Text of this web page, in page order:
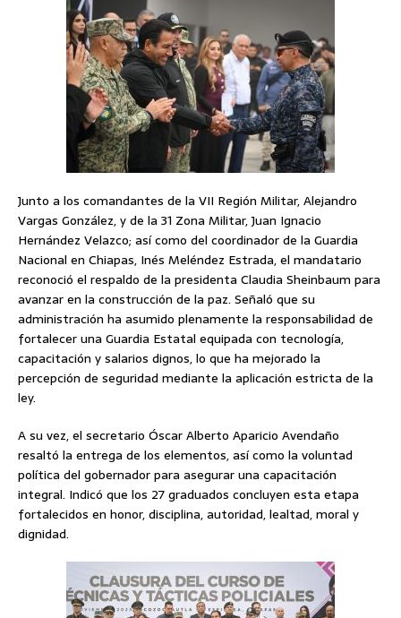
Junto a los comandantes de la VII Región Militar, Alejandro
Vargas González, y de la 31 Zona Militar, Juan Ignacio
Hernández Velazco; así como del coordinador de la Guardia
Nacional en Chiapas, Inés Meléndez Estrada, el mandatario
reconoció el respaldo de la presidenta Claudia Sheinbaum para
avanzar en la construcción de la paz. Señaló que su
administración ha asumido plenamente la responsabilidad de
fortalecer una Guardia Estatal equipada con tecnología,
capacitación y salarios dignos, lo que ha mejorado la
percepción de seguridad mediante la aplicación estricta de la
ley.
A su vez, el secretario Óscar Alberto Aparicio Avendaño
resaltó la entrega de los elementos, así como la voluntad
política del gobernador para asegurar una capacitación
integral. Indicó que los 27 graduados concluyen esta etapa
fortalecidos en honor, disciplina, autoridad, lealtad, moral y
dignidad.